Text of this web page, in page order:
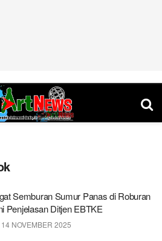
Semburan Sumur Panas di Roburan
Penjelasan Ditjen EBTKE
NOVEMBER 2025